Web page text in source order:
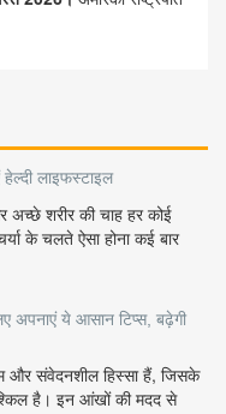
हेल्दी लाइफस्टाइल
शरीर की चाह हर कोई
के चलते ऐसा होना कई बार
ये आसान टिप्स, बढ़ेगी
और संवेदनशील हिस्सा हैं, जिसके
है। इन आंखों की मदद से